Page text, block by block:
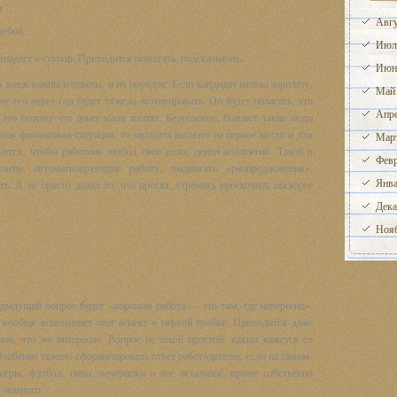
в ступор. Приходится помогать, подсказывать.
важны и ответы, и их порядок. Если кандидат назвал зарплату,
через год будет тяжело мотивировать. Он будет полагать, что
потому что денег мало платят. Безусловно, бывают такие люди
финансовая ситуация, то зарплата вылезет на первое место и для
чтобы работник любил свое дело, ценил коллектив. Такой в
автоматизирующие работу, выдвигать «рацпредложения»,
А не просто делал то, что просят, стремясь проскочить поскорее
вопрос будет «хорошая работа — это там, где интересно».
вспоминает этот аспект в первой тройке. Приходится даже
что же интересно. Вопрос не такой простой, каким кажется со
тяжело сформулировать ответ работодателю, если на самом-
футбол, пиво, вечеринки и все остальное, кроме собственно
Май